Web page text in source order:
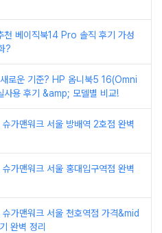
베이직북14 Pro 솔직 후기 가성
?
로운 기준? HP 옴니북5 16(Omni
용 후기 &amp; 모델별 비교!
가맨워크 서울 방배역 2호점 완벽
가맨워크 서울 홍대입구역점 완벽
가맨워크 서울 천호역점 가격&mid
완벽 정리